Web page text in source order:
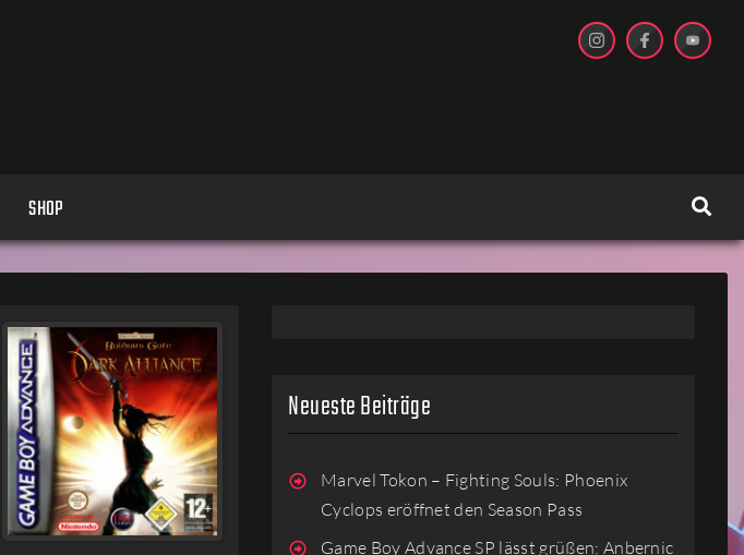
SHOP
Neueste Beiträge
Marvel Tokon – Fighting Souls: Phoenix
Cyclops eröffnet den Season Pass
Game Boy Advance SP lässt grüßen: Anbernic